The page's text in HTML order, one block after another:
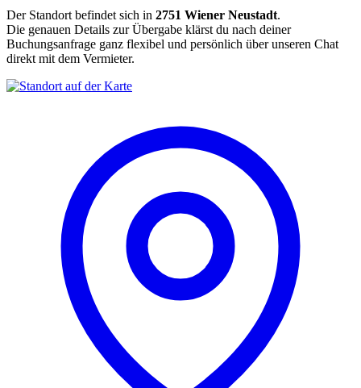
Der Standort befindet sich in 2751 Wiener Neustadt.
Die genauen Details zur Übergabe klärst du nach deiner
Buchungsanfrage ganz flexibel und persönlich über unseren Chat
direkt mit dem Vermieter.